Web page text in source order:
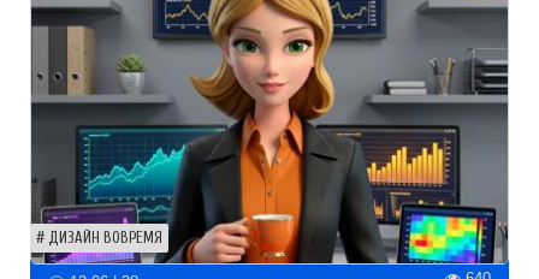
ДИЗАЙН ВОВРЕМЯ